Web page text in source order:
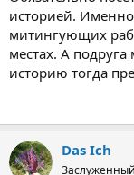
историей.
митингующих
местах. А подруга
историю тогда
Das Ich